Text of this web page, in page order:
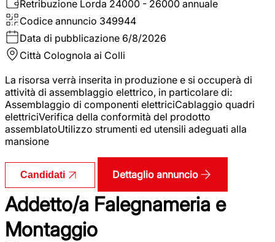
Retribuzione Lorda 24000 - 26000 annuale
Codice annuncio 349944
Data di pubblicazione 6/8/2026
Città Colognola ai Colli
La risorsa verrà inserita in produzione e si occuperà di
attività di assemblaggio elettrico, in particolare di:
Assemblaggio di componenti elettriciCablaggio quadri
elettriciVerifica della conformità del prodotto
assemblatoUtilizzo strumenti ed utensili adeguati alla
mansione
Candidati Dettaglio annuncio
Addetto/a Falegnameria e
Montaggio